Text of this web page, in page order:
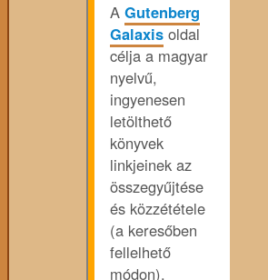
A Gutenberg
Galaxis oldal
célja a magyar
nyelvű,
ingyenesen
letölthető
könyvek
linkjeinek az
összegyűjtése
és közzététele
(a keresőben
fellelhető
módon).